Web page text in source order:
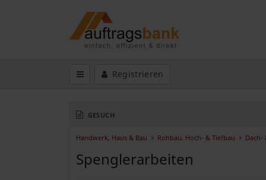
Registrieren
GESUCH
Handwerk, Haus & Bau Rohbau, Hoch- & Tiefbau Dach-
Spenglerarbeiten